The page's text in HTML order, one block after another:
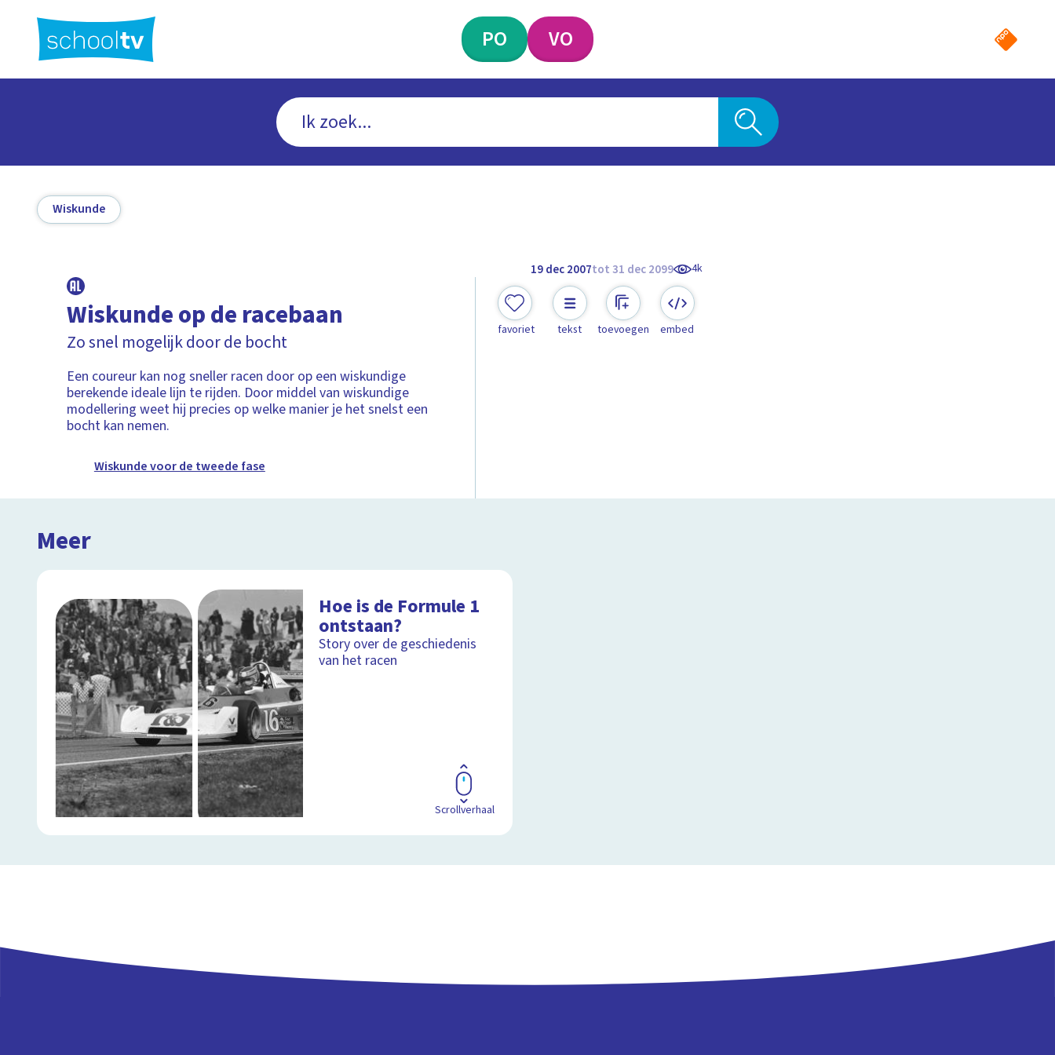
hoofdinhoud
PO VO
Wiskunde
19 dec 2007tot 31 dec 2099 4k
Wiskunde op de racebaan
Zo snel mogelijk door de bocht
Een coureur kan nog sneller racen door op een wiskundige
berekende ideale lijn te rijden. Door middel van wiskundige
modellering weet hij precies op welke manier je het snelst een
bocht kan nemen.
Wiskunde voor de tweede fase
favoriet tekst toevoegen embed
Meer
Hoe is de Formule 1
ontstaan?
Story over de geschiedenis
van het racen
Scrollverhaal